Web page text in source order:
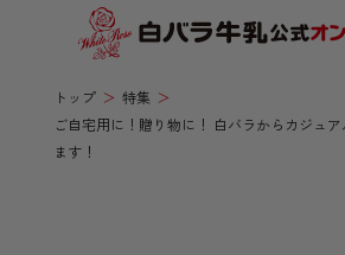
トップ
特集
ご自宅用に！贈り物に！ 白バラからカジュ
ます！